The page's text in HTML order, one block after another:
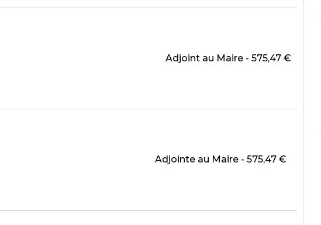
Adjoint au Maire - 575,47 €
Adjointe au Maire - 575,47 €